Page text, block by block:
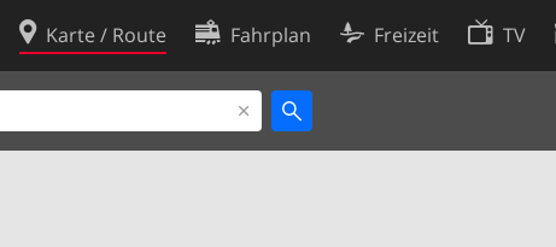
Karte / Route Fahrplan Freizeit TV
Cookie-Richtlinie
Cookie-Einstellungen